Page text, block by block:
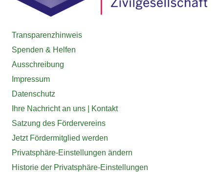
Transparenzhinweis
Spenden & Helfen
Ausschreibung
Impressum
Datenschutz
Ihre Nachricht an uns | Kontakt
Satzung des Fördervereins
Jetzt Fördermitglied werden
Privatsphäre-Einstellungen ändern
Historie der Privatsphäre-Einstellungen